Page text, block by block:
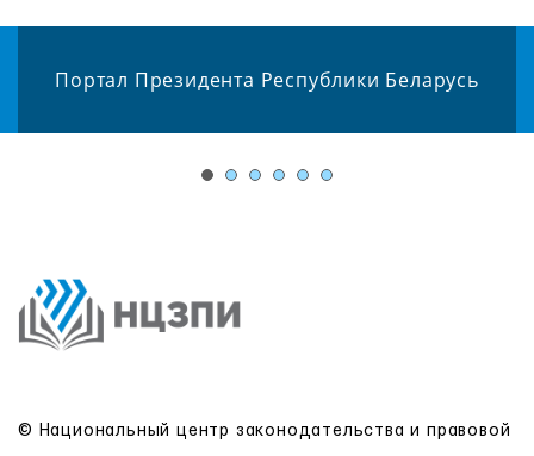
Портал Президента Республики Беларусь
© Национальный центр законодательства и правовой